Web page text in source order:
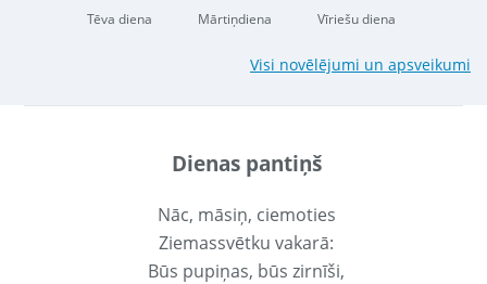
Tēva diena Mārtiņdiena Vīriešu diena
Visi novēlējumi un apsveikumi
Dienas pantiņš
Nāc, māsiņ, ciemoties
Ziemassvētku vakarā:
Būs pupiņas, būs zirnīši,